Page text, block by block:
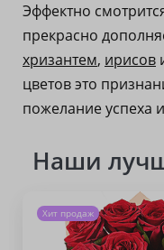
Эффектно
прекрасно
хризантем, ирисов
цветов это
пожелание успеха
Наши
Хит продаж